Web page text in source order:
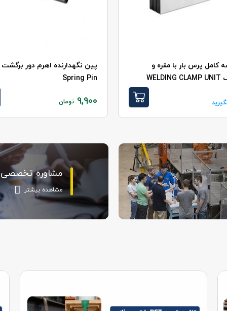
کامل پرس بار با مقره و
WELDING CLAMP UNIT
پین نگهدارنده اهرم دور برگشت
Spring Pin
9,900 تومان
مشاوره تخصصی
مشاهده بیشتر